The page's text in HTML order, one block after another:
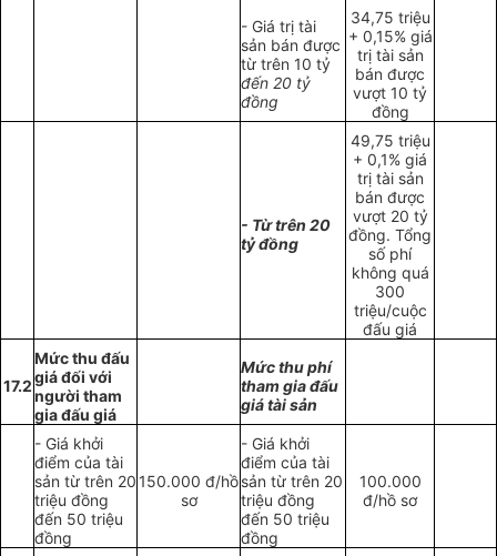
- Giá trị tài
sản bán được
từ trên 10 tỷ
đến 20 tỷ
đồng
34,75 triệu
+ 0,15% giá
trị tài sản
bán được
vượt 10 tỷ
đồng
- Từ trên 20
tỷ đồng
49,75 triệu
+ 0,1% giá
trị tài sản
bán được
vượt 20 tỷ
đồng. Tổng
số phí
không quá
300
triệu/cuộc
đấu giá
17.2
Mức thu đấu
giá đối với
người tham
gia đấu giá
Mức thu phí
tham gia đấu
giá tài sản
- Giá khởi
điểm của tài
sản từ trên 20
triệu đồng
đến 50 triệu
đồng
150.000 đ/hồ
sơ
- Giá khởi
điểm của tài
sản từ trên 20
triệu đồng
đến 50 triệu
đồng
100.000
đ/hồ sơ